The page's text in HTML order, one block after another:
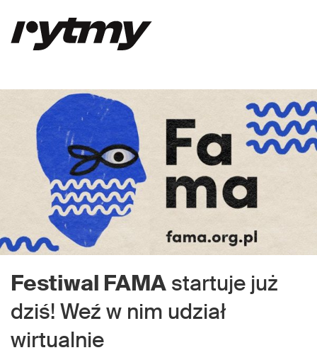
Festiwal FAMA startuje już
dziś! Weź w nim udział
wirtualnie